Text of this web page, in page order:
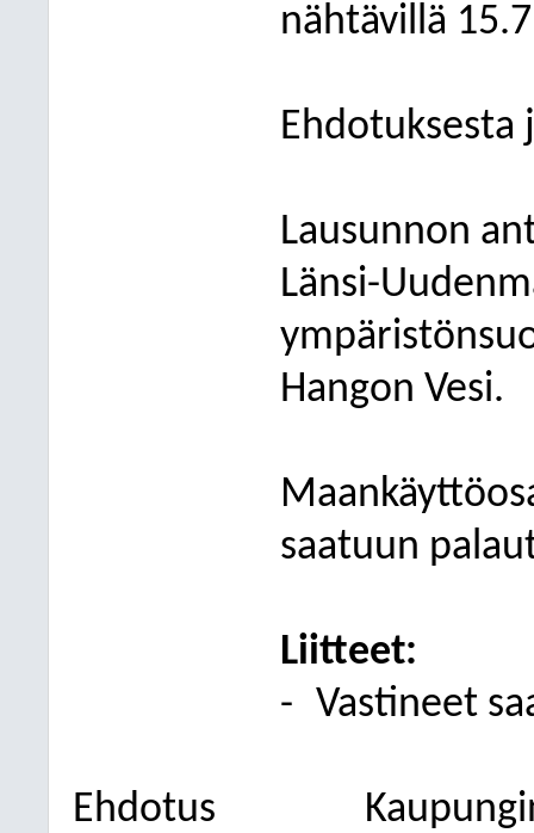
nähtävillä
Lausunnon
Länsi-
Hangon Vesi.
saatuun
Liitteet:
- Vastineet
Ehdotus